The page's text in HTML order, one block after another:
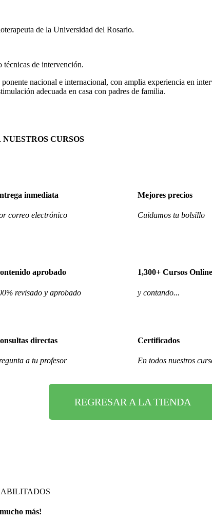
de la Universidad del Rosario.
de intervención.
nacional e internacional, con amplia experiencia en
adecuada en casa con padres de familia.
CURSOS
inmediata
correo electrónico
Mejores precios
Cuidamos tu bolsillo
aprobado
revisado y aprobado
1,300+ Cursos Online
y contando...
directas
a tu profesor
Certificados
En todos nuestros
REGRESAR A LA TIENDA
más!